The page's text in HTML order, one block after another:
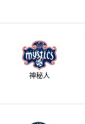
神秘人